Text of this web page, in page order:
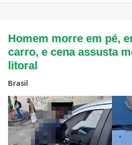
Homem morre em pé,
carro, e cena assusta
litoral
Brasil
Homem
morre
em
pé,
cena
assusta
no
litoral